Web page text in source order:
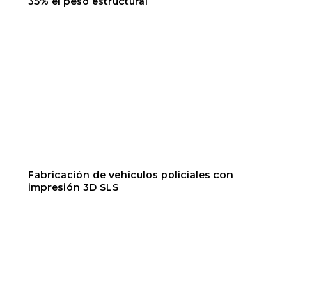
Fabricación de vehículos policiales con
impresión 3D SLS